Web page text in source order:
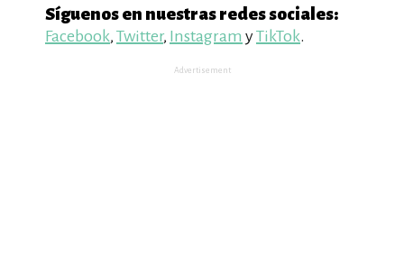
Síguenos en nuestras redes sociales:
Facebook, Twitter, Instagram yTikTok.
Advertisement